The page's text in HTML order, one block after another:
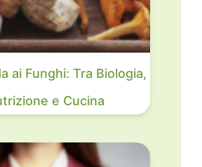
ai Funghi: Tra Biologia,
e Cucina